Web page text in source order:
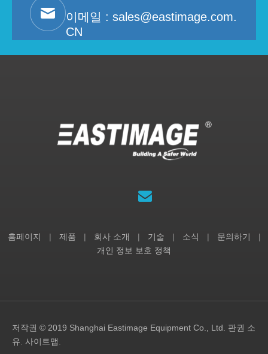
이메일 : sales@eastimage.com.
CN
홈페이지 | 제품 | 회사 소개 | 기술 | 소식 | 문의하기
|
개인 정보 보호 정책
저작권 © 2019 Shanghai Eastimage Equipment Co., Ltd. 판권 소
유. 사이트맵